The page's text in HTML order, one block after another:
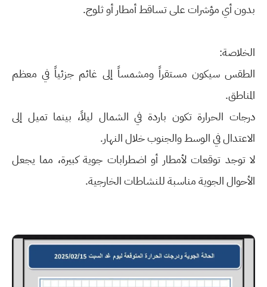
بدون أي مؤشرات على تساقط أمطار أو ثلوج.
الخلاصة:
الطقس سيكون مستقراً ومشمساً إلى غائم جزئياً في معظم
المناطق.
درجات الحرارة تكون باردة في الشمال ليلاً، بينما تميل إلى
الاعتدال في الوسط والجنوب خلال النهار.
لا توجد توقعات لأمطار أو اضطرابات جوية كبيرة، مما يجعل
الأحوال الجوية مناسبة للنشاطات الخارجية.